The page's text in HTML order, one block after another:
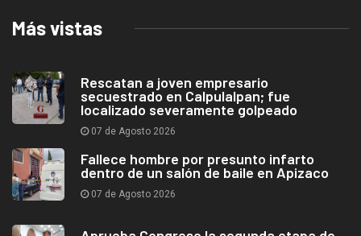
Más vistas
Rescatan a joven empresario
secuestrado en Calpulalpan; fue
localizado severamente golpeado
07 de Agosto 2026
Fallece hombre por presunto infarto
dentro de un salón de baile en Apizaco
07 de Agosto 2026